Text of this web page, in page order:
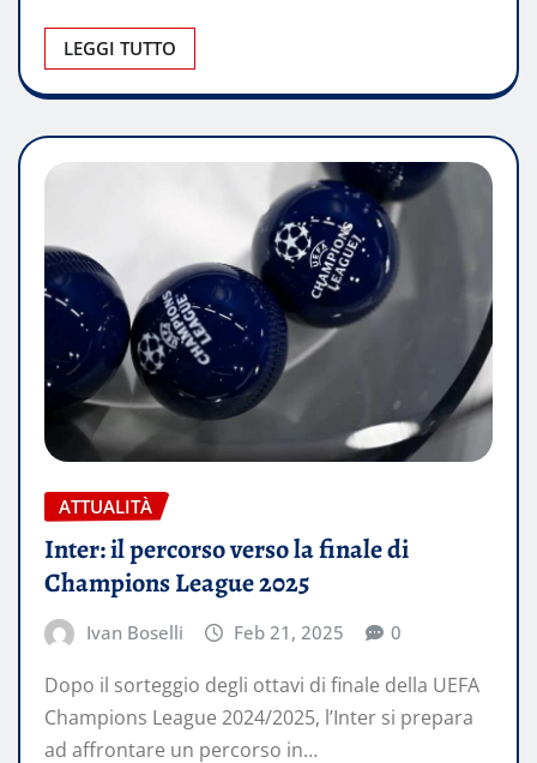
LEGGI TUTTO
ATTUALITÀ
Inter: il percorso verso la finale di
Champions League 2025
Ivan Boselli Feb 21, 2025 0
Dopo il sorteggio degli ottavi di finale della UEFA
Champions League 2024/2025, l’Inter si prepara
ad affrontare un percorso in…